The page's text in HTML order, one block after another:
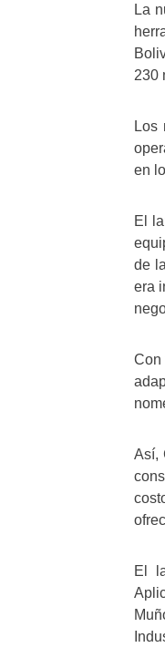
La
230
Los
en
El
de
era
Con
Así,
El